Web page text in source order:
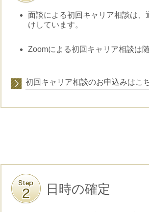
面談による初回キャリア相談は
けしています。
Zoomによる初回キャリア相談は
初回キャリア相談のお申込みはこ
日時の確定